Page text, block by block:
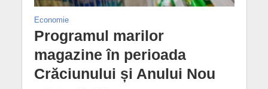
Economie
Programul marilor
magazine în perioada
Crăciunului și Anului Nou